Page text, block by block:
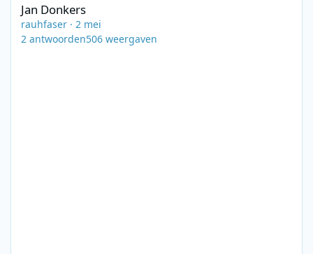
Jan Donkers
rauhfaser · 2 mei
2 antwoorden506 weergaven